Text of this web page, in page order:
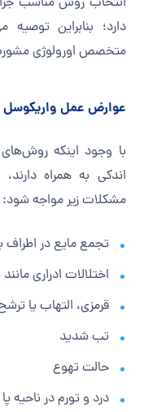
دارد؛ بنابراین
متخصص اورولوژی
عوارض عمل واریکوسل
با وجود اینکه
اندکی به همراه
مشکلات زیر مواجه شود:
تجمع مایع در
اختلالات ادراری
قرمزی، التهاب یا
تب شدید
حالت تهوع
درد و تورم در ناحیه پا